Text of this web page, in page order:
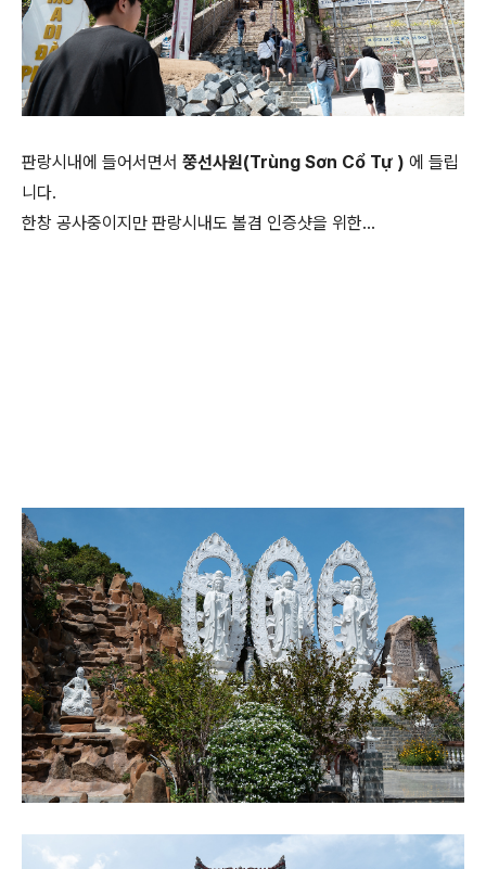
판랑시내에 들어서면서 쭝선사원(Trùng Sơn Cổ Tự ) 에 들립
니다.
한창 공사중이지만 판랑시내도 볼겸 인증샷을 위한...